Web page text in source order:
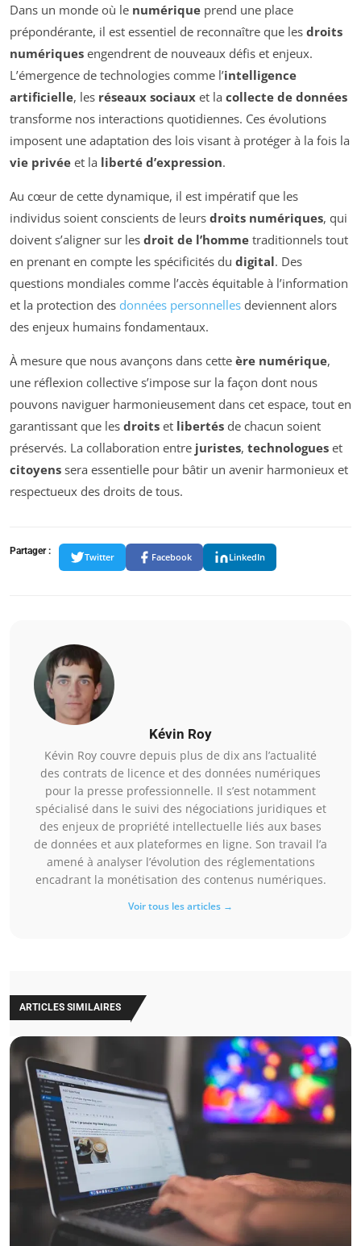
Dans un monde où le numérique prend une place
prépondérante, il est essentiel de reconnaître que les droits
numériques engendrent de nouveaux défis et enjeux.
L’émergence de technologies comme l’intelligence
artificielle, les réseaux sociaux et la collecte de données
transforme nos interactions quotidiennes. Ces évolutions
imposent une adaptation des lois visant à protéger à la fois la
vie privée et la liberté d’expression.
Au cœur de cette dynamique, il est impératif que les
individus soient conscients de leurs droits numériques, qui
doivent s’aligner sur les droit de l’homme traditionnels tout
en prenant en compte les spécificités du digital. Des
questions mondiales comme l’accès équitable à l’information
et la protection des données personnelles deviennent alors
des enjeux humains fondamentaux.
À mesure que nous avançons dans cette ère numérique,
une réflexion collective s’impose sur la façon dont nous
pouvons naviguer harmonieusement dans cet espace, tout en
garantissant que les droits et libertés de chacun soient
préservés. La collaboration entre juristes, technologues et
citoyens sera essentielle pour bâtir un avenir harmonieux et
respectueux des droits de tous.
Partager :
Twitter Facebook LinkedIn
Kévin Roy
Kévin Roy couvre depuis plus de dix ans l’actualité
des contrats de licence et des données numériques
pour la presse professionnelle. Il s’est notamment
spécialisé dans le suivi des négociations juridiques et
des enjeux de propriété intellectuelle liés aux bases
de données et aux plateformes en ligne. Son travail l’a
amené à analyser l’évolution des réglementations
encadrant la monétisation des contenus numériques.
Voir tous les articles →
ARTICLES SIMILAIRES